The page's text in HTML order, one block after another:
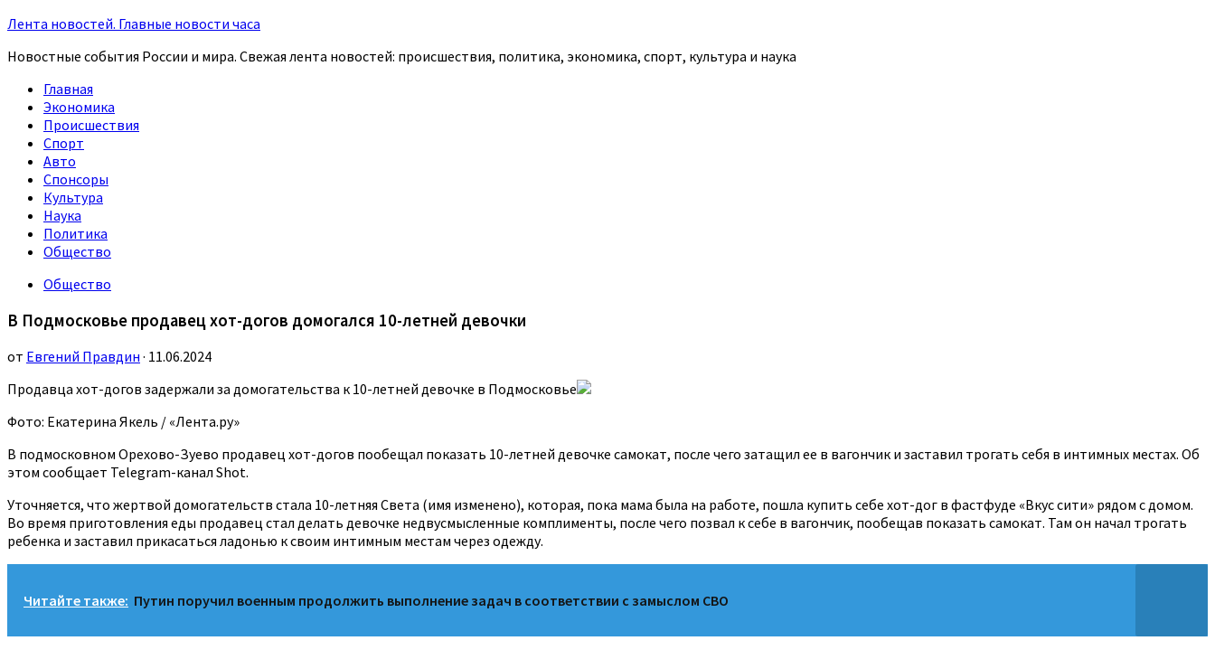
Лента новостей. Главные новости часа
Новостные события России и мира. Свежая лента новостей: происшествия, политика, экономика, спорт, культура и наука
Главная
Экономика
Происшествия
Спорт
Авто
Спонсоры
Культура
Наука
Политика
Общество
Общество
В Подмосковье продавец хот-догов домогался 10-летней девочки
от Евгений Правдин · 11.06.2024
Продавца хот-догов задержали за домогательства к 10-летней девочке в Подмосковье
Фото: Екатерина Якель / «Лента.ру»
В подмосковном Орехово-Зуево продавец хот-догов пообещал показать 10-летней девочке самокат, после чего затащил ее в вагончик и заставил трогать себя в интимных местах. Об
этом сообщает Telegram-канал Shot.
Уточняется, что жертвой домогательств стала 10-летняя Света (имя изменено), которая, пока мама была на работе, пошла купить себе хот-дог в фастфуде «Вкус сити» рядом с домом.
Во время приготовления еды продавец стал делать девочке недвусмысленные комплименты, после чего позвал к себе в вагончик, пообещав показать самокат. Там он начал трогать
ребенка и заставил прикасаться ладонью к своим интимным местам через одежду.
Читайте также: Путин поручил военным продолжить выполнение задач в соответствии с замыслом СВО